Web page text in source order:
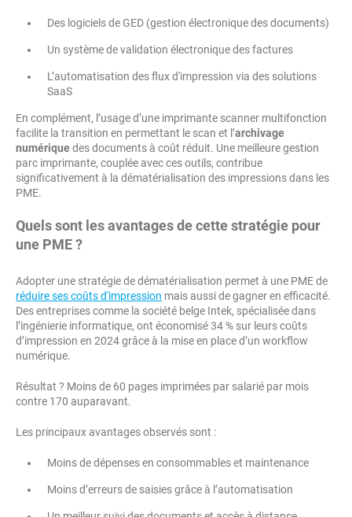
Des logiciels de GED (gestion électronique des documents)
Un système de validation électronique des factures
L’automatisation des flux d'impression via des solutions
SaaS
En complément, l’usage d’une imprimante scanner multifonction
facilite la transition en permettant le scan et l’archivage
numériquedes documents à coût réduit. Une meilleure gestion
parc imprimante, couplée avec ces outils, contribue
significativement à la dématérialisation des impressions dans les
PME.
Quels sont les avantages de cette stratégie pour
une PME ?
Adopter une stratégie de dématérialisation permet à une PME de
réduire ses coûts d'impression mais aussi de gagner en efficacité.
Des entreprises comme la société belge Intek, spécialisée dans
l’ingénierie informatique, ont économisé 34 % sur leurs coûts
d’impression en 2024 grâce à la mise en place d’un workflow
numérique.
Résultat ? Moins de 60 pages imprimées par salarié par mois
contre 170 auparavant.
Les principaux avantages observés sont :
Moins de dépenses en consommables et maintenance
Moins d’erreurs de saisies grâce à l’automatisation